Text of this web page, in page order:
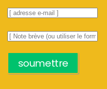
soumettre